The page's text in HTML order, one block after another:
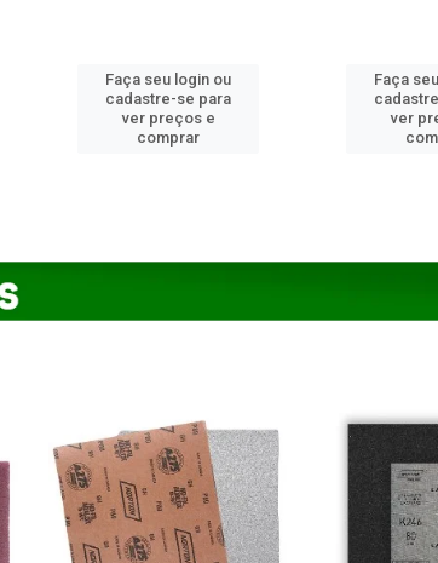
Faça seu login ou
cadastre-se para
ver preços e
comprar
Faça
ver